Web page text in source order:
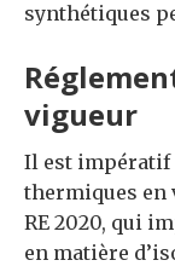
synthétiques
vigueur
Il est impératif
thermiques en
RE 2020, qui
en matière